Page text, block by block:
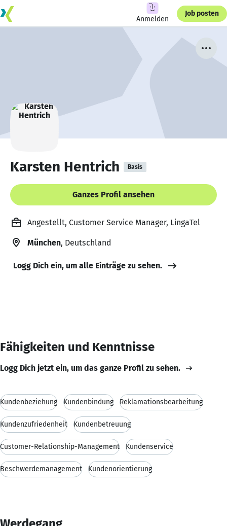
Anmelden
Job posten
Karsten Hentrich Basis
Ganzes Profil ansehen
Angestellt, Customer Service Manager, LingaTel
München, Deutschland
Logg Dich ein, um alle Einträge zu sehen.
Fähigkeiten und Kenntnisse
Logg Dich jetzt ein, um das ganze Profil zu sehen.
Kundenbeziehung Kundenbindung Reklamationsbearbeitung
Kundenzufriedenheit Kundenbetreuung
Customer-Relationship-Management Kundenservice
Beschwerdemanagement Kundenorientierung